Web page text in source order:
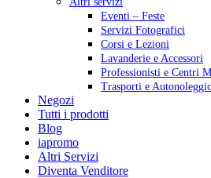
Eventi – Feste
Servizi Fotografici
Corsi e Lezioni
Lavanderie e Accessori
Professionisti e Centri
Trasporti e
Negozi
Tutti i prodotti
Blog
iapromo
Altri Servizi
Diventa Venditore